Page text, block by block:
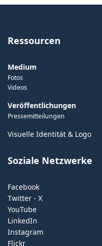
Ressourcen
Medium
Fotos
Videos
Veröffentlichungen
Pressemitteilungen
Visuelle Identität & Logo
Soziale Netzwerke
Facebook
Twitter - X
YouTube
LinkedIn
Instagram
Flickr